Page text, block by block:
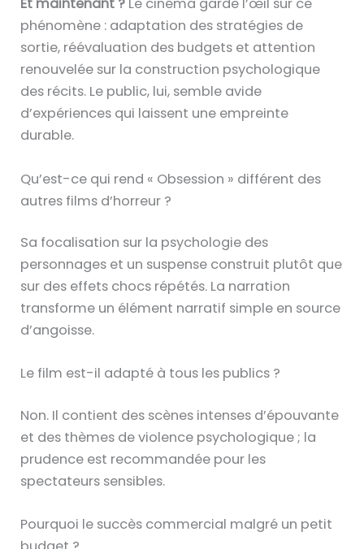
Et maintenant ? Le cinéma garde l’œil sur ce
phénomène : adaptation des stratégies de
sortie, réévaluation des budgets et attention
renouvelée sur la construction psychologique
des récits. Le public, lui, semble avide
d’expériences qui laissent une empreinte
durable.
Qu’est-ce qui rend « Obsession » différent des
autres films d’horreur ?
Sa focalisation sur la psychologie des
personnages et un suspense construit plutôt que
sur des effets chocs répétés. La narration
transforme un élément narratif simple en source
d’angoisse.
Le film est-il adapté à tous les publics ?
Non. Il contient des scènes intenses d’épouvante
et des thèmes de violence psychologique ; la
prudence est recommandée pour les
spectateurs sensibles.
Pourquoi le succès commercial malgré un petit